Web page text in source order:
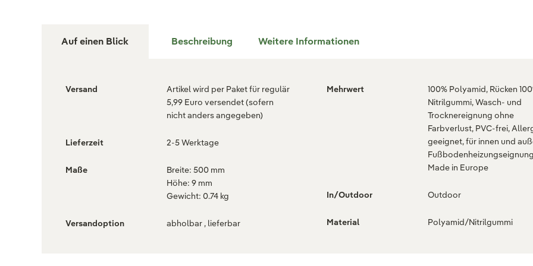
Auf einen Blick Beschreibung Weitere Informationen
Versand
Artikel wird per Paket für regulär
5,99 Euro versendet (sofern
nicht anders angegeben)
Lieferzeit 2-5 Werktage
Maße
Breite: 500 mm
Höhe: 9 mm
Gewicht: 0.74 kg
Versandoption abholbar , lieferbar
Mehrwert
100% Polyamid, Rücken
Nitrilgummi, Wasch- und
Trocknereignung ohne
Farbverlust, PVC-frei,
geeignet, für innen und
Made in Europe
In/Outdoor Outdoor
Material Polyamid/Nitrilgummi